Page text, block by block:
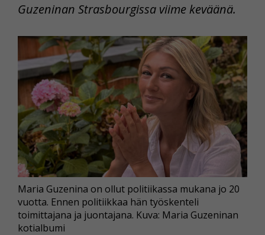
Guzeninan Strasbourgissa viime keväänä.
Maria Guzenina on ollut politiikassa mukana jo 20
vuotta. Ennen politiikkaa hän työskenteli
toimittajana ja juontajana. Kuva: Maria Guzeninan
kotialbumi